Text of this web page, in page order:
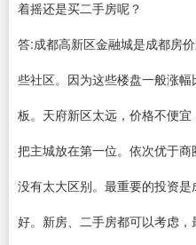
着摇还是买二手房呢？
答:成都高新区金融城是成都房
些社区。因为这些楼盘一般涨
板。天府新区太远，价格不便宜
把主城放在第一位。依次优于
没有太大区别。最重要的投资
好。新房、二手房都可以考虑